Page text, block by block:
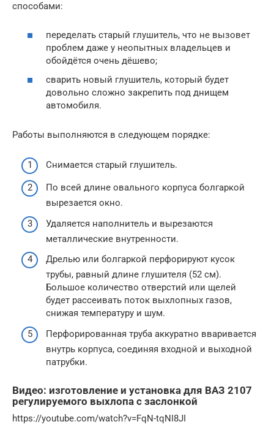
способами:
переделать старый глушитель, что не вызовет
проблем даже у неопытных владельцев и
обойдётся очень дёшево;
сварить новый глушитель, который будет
довольно сложно закрепить под днищем
автомобиля.
Работы выполняются в следующем порядке:
Снимается старый глушитель.
По всей длине овального корпуса болгаркой
вырезается окно.
Удаляется наполнитель и вырезаются
металлические внутренности.
Дрелью или болгаркой перфорируют кусок
трубы, равный длине глушителя (52 см).
Большое количество отверстий или щелей
будет рассеивать поток выхлопных газов,
снижая температуру и шум.
Перфорированная труба аккуратно вваривается
внутрь корпуса, соединяя входной и выходной
патрубки.
Видео: изготовление и установка для ВАЗ 2107
регулируемого выхлопа с заслонкой
https://youtube.com/watch?v=FqN-tqNI8JI